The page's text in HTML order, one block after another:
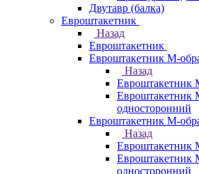
Двутавр (балка)
Евроштакетник
Назад
Евроштакетник
Евроштакетник М-
Назад
Евроштакетник
Евроштакетник
односторонний
Евроштакетник М-
Назад
Евроштакетник
Евроштакетник
односторонний